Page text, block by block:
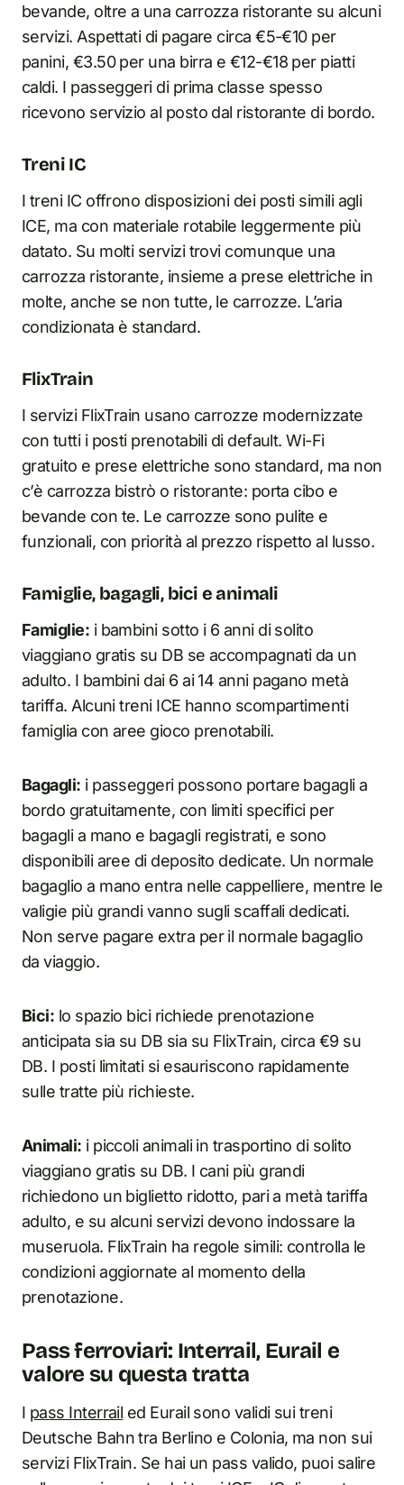
bevande, oltre a una carrozza ristorante su alcuni
servizi. Aspettati di pagare circa €5-€10 per
panini, €3.50 per una birra e €12-€18 per piatti
caldi. I passeggeri di prima classe spesso
ricevono servizio al posto dal ristorante di bordo.
Treni IC
I treni IC offrono disposizioni dei posti simili agli
ICE, ma con materiale rotabile leggermente più
datato. Su molti servizi trovi comunque una
carrozza ristorante, insieme a prese elettriche in
molte, anche se non tutte, le carrozze. L’aria
condizionata è standard.
FlixTrain
I servizi FlixTrain usano carrozze modernizzate
con tutti i posti prenotabili di default. Wi-Fi
gratuito e prese elettriche sono standard, ma non
c’è carrozza bistrò o ristorante: porta cibo e
bevande con te. Le carrozze sono pulite e
funzionali, con priorità al prezzo rispetto al lusso.
Famiglie, bagagli, bici e animali
Famiglie: i bambini sotto i 6 anni di solito
viaggiano gratis su DB se accompagnati da un
adulto. I bambini dai 6 ai 14 anni pagano metà
tariffa. Alcuni treni ICE hanno scompartimenti
famiglia con aree gioco prenotabili.
Bagagli: i passeggeri possono portare bagagli a
bordo gratuitamente, con limiti specifici per
bagagli a mano e bagagli registrati, e sono
disponibili aree di deposito dedicate. Un normale
bagaglio a mano entra nelle cappelliere, mentre le
valigie più grandi vanno sugli scaffali dedicati.
Non serve pagare extra per il normale bagaglio
da viaggio.
Bici: lo spazio bici richiede prenotazione
anticipata sia su DB sia su FlixTrain, circa €9 su
DB. I posti limitati si esauriscono rapidamente
sulle tratte più richieste.
Animali: i piccoli animali in trasportino di solito
viaggiano gratis su DB. I cani più grandi
richiedono un biglietto ridotto, pari a metà tariffa
adulto, e su alcuni servizi devono indossare la
museruola. FlixTrain ha regole simili: controlla le
condizioni aggiornate al momento della
prenotazione.
Pass ferroviari: Interrail, Eurail e
valore su questa tratta
I pass Interrail ed Eurail sono validi sui treni
Deutsche Bahn tra Berlino e Colonia, ma non sui
servizi FlixTrain. Se hai un pass valido, puoi salire